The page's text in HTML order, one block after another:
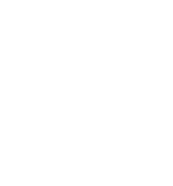
anzeigen
anzeigen